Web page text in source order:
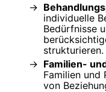
individuelle
Bedürfnisse
strukturieren.
Familien-
Familien und
von